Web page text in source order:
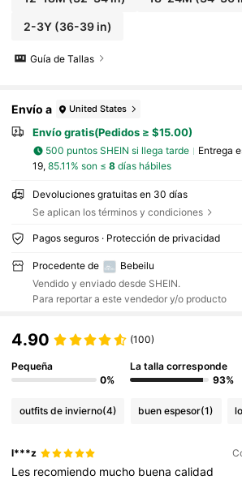
2-3Y(36-39 in)
Guía de Tallas
Envío a United States
Envío gratis(Pedidos ≥ $15.00)
500 puntos SHEIN si llega tarde Entrega
19, 85.11% son ≤ 8días hábiles
Devoluciones gratuitas en 30 días
Se aplican los términos y condiciones
Pagos seguros · Protección de privacidad
Procedente de
Bebeilu
Vendido y enviado desde SHEIN.
Para reportar a este vendedor y/o producto
4.90 (100)
Pequeña
0%
La talla corresponde
93%
outfits de invierno(4) buen espesor(1)
l***z
Les recomiendo mucho buenacalidad